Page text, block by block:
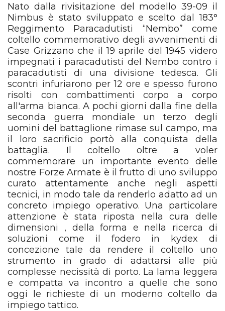
Nato dalla rivisitazione del modello 39-09 il
Nimbus è stato sviluppato e scelto dal 183°
Reggimento Paracadutisti “Nembo” come
coltello commemorativo degli avvenimenti di
Case Grizzano che il 19 aprile del 1945 videro
impegnati i paracadutisti del Nembo contro i
paracadutisti di una divisione tedesca. Gli
scontri infuriarono per 12 ore e spesso furono
risolti con combattimenti corpo a corpo
all'arma bianca. A pochi giorni dalla fine della
seconda guerra mondiale un terzo degli
uomini del battaglione rimase sul campo, ma
il loro sacrificio portò alla conquista della
battaglia. Il coltello oltre a voler
commemorare un importante evento delle
nostre Forze Armate è il frutto di uno sviluppo
curato attentamente anche negli aspetti
tecnici, in modo tale da renderlo adatto ad un
concreto impiego operativo. Una particolare
attenzione è stata riposta nella cura delle
dimensioni , della forma e nella ricerca di
soluzioni come il fodero in kydex di
concezione tale da rendere il coltello uno
strumento in grado di adattarsi alle più
complesse necissità di porto. La lama leggera
e compatta va incontro a quelle che sono
oggi le richieste di un moderno coltello da
impiego tattico.